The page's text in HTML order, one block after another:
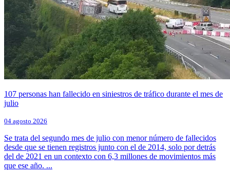
107 personas han fallecido en siniestros de tráfico durante el mes de
julio
04 agosto 2026
Se trata del segundo mes de julio con menor número de fallecidos
desde que se tienen registros junto con el de 2014, solo por detrás
del de 2021 en un contexto con 6,3 millones de movimientos más
que ese año. ...